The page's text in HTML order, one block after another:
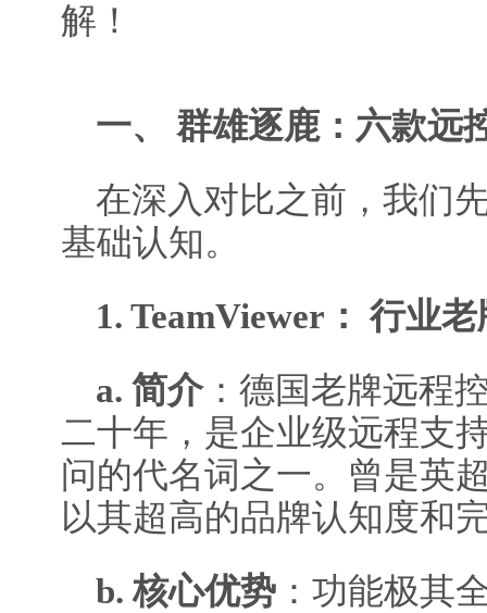
解！
一、 群雄逐鹿：六款远
在深入对比之前，我们
基础认知。
1. TeamViewer： 行业
a. 简介：德国老牌远程
二十年，是企业级远程支
问的代名词之一。曾是英
以其超高的品牌认知度和
b. 核心优势 ：功能极其